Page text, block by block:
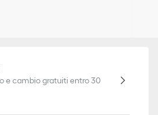
e cambio gratuiti entro 30